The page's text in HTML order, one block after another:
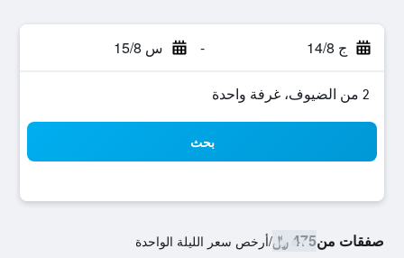
ج 14/8 - س 15/8
2 من الضيوف، غرفة واحدة
بحث
صفقات من475 ﷼ /أرخص سعر الليلة الواحدة